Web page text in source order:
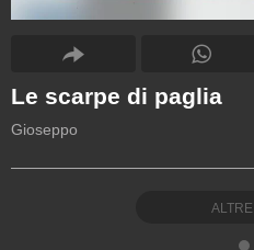
Le scarpe di paglia
Gioseppo
ALTRE